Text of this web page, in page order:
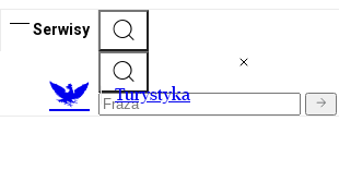
Serwisy
Turystyka